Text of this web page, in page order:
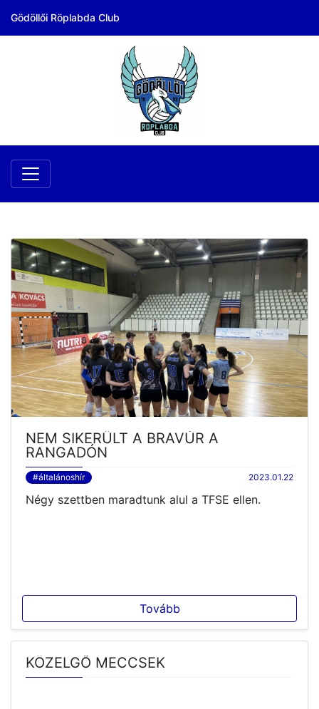
Gödöllői Röplabda Club
NEM SIKERÜLT A BRAVÚR A
RANGADÓN
#általánoshír 2023.01.22
Négy szettben maradtunk alul a TFSE ellen.
Tovább
KÖZELGŐ MECCSEK